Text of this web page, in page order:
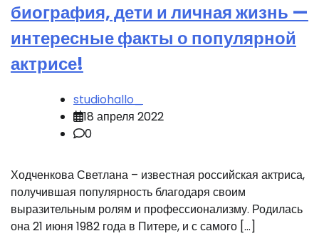
биография, дети и личная жизнь —
интересные факты о популярной
актрисе!
studiohallo_
18 апреля 2022
0
Ходченкова Светлана – известная российская актриса,
получившая популярность благодаря своим
выразительным ролям и профессионализму. Родилась
она 21 июня 1982 года в Питере, и с самого […]